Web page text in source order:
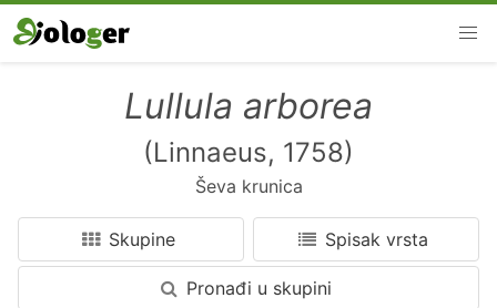
Lullula arborea
(Linnaeus, 1758)
Ševa krunica
Skupine Spisak vrsta
Pronađi u skupini